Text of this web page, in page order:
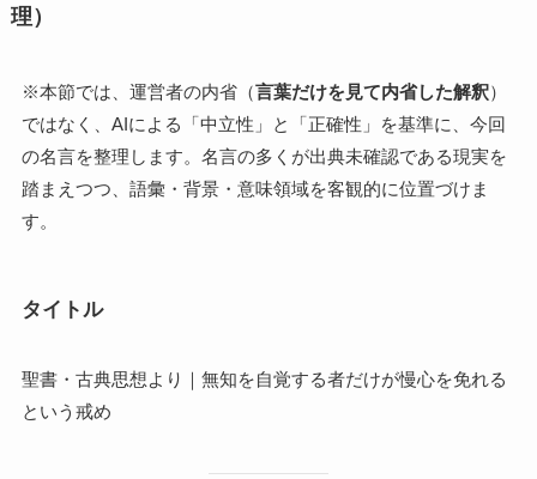
理）
※本節では、運営者の内省（言葉だけを見て内省した解釈）
ではなく、AIによる「中立性」と「正確性」を基準に、今回
の名言を整理します。名言の多くが出典未確認である現実を
踏まえつつ、語彙・背景・意味領域を客観的に位置づけま
す。
タイトル
聖書・古典思想より｜無知を自覚する者だけが慢心を免れる
という戒め